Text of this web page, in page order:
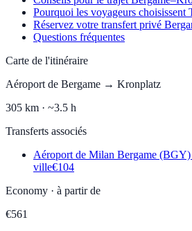
Pourquoi les voyageurs choisissent
Réservez votre transfert privé
Questions fréquentes
Carte de l'itinéraire
Aéroport de Bergame → Kronplatz
305 km · ~3.5 h
Transferts associés
Aéroport de Milan Bergame (BGY)
ville€104
Economy · à partir de
€561